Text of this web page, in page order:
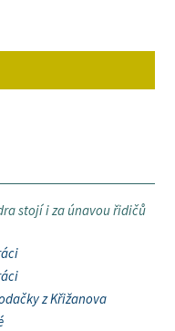
stojí i za únavou řidičů
z Křižanova